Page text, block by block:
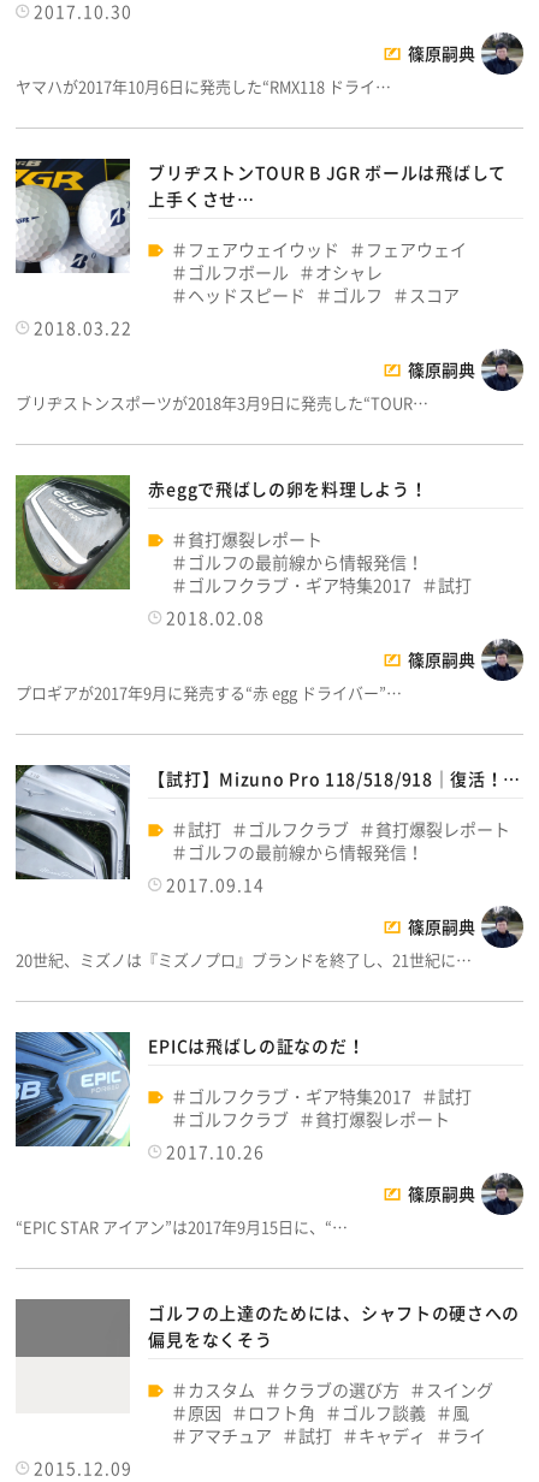
2017.10.30
篠原嗣典
ヤマハが2017年10月6日に発売した“RMX118 ドライ…
ブリヂストンTOUR B JGR ボールは飛ばして
上手くさせ…
フェアウェイウッド
フェアウェイ
ゴルフボール
オシャレ
ヘッドスピード
ゴルフ
スコア
2018.03.22
篠原嗣典
ブリヂストンスポーツが2018年3月9日に発売した“TOUR…
赤eggで飛ばしの卵を料理しよう！
貧打爆裂レポート
ゴルフの最前線から情報発信！
ゴルフクラブ・ギア特集2017
試打
2018.02.08
篠原嗣典
プロギアが2017年9月に発売する“赤 egg ドライバー”…
【試打】Mizuno Pro 118/518/918｜復活！…
試打 ゴルフクラブ
貧打爆裂レポート
ゴルフの最前線から情報発信！
2017.09.14
篠原嗣典
20世紀、ミズノは『ミズノプロ』ブランドを終了し、21世紀に…
EPICは飛ばしの証なのだ！
ゴルフクラブ・ギア特集2017
試打
ゴルフクラブ
貧打爆裂レポート
2017.10.26
篠原嗣典
“EPIC STAR アイアン”は2017年9月15日に、“…
ゴルフの上達のためには、シャフトの硬さへの
偏見をなくそう
カスタム クラブの選び方
スイング
原因
ロフト角 ゴルフ談義
風
アマチュア
試打 キャディ
ライ
2015.12.09